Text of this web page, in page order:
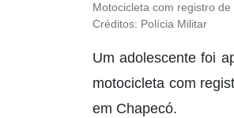
Motocicleta com registro
Créditos: Polícia Militar
Um adolescente foi
motocicleta com
em Chapecó.